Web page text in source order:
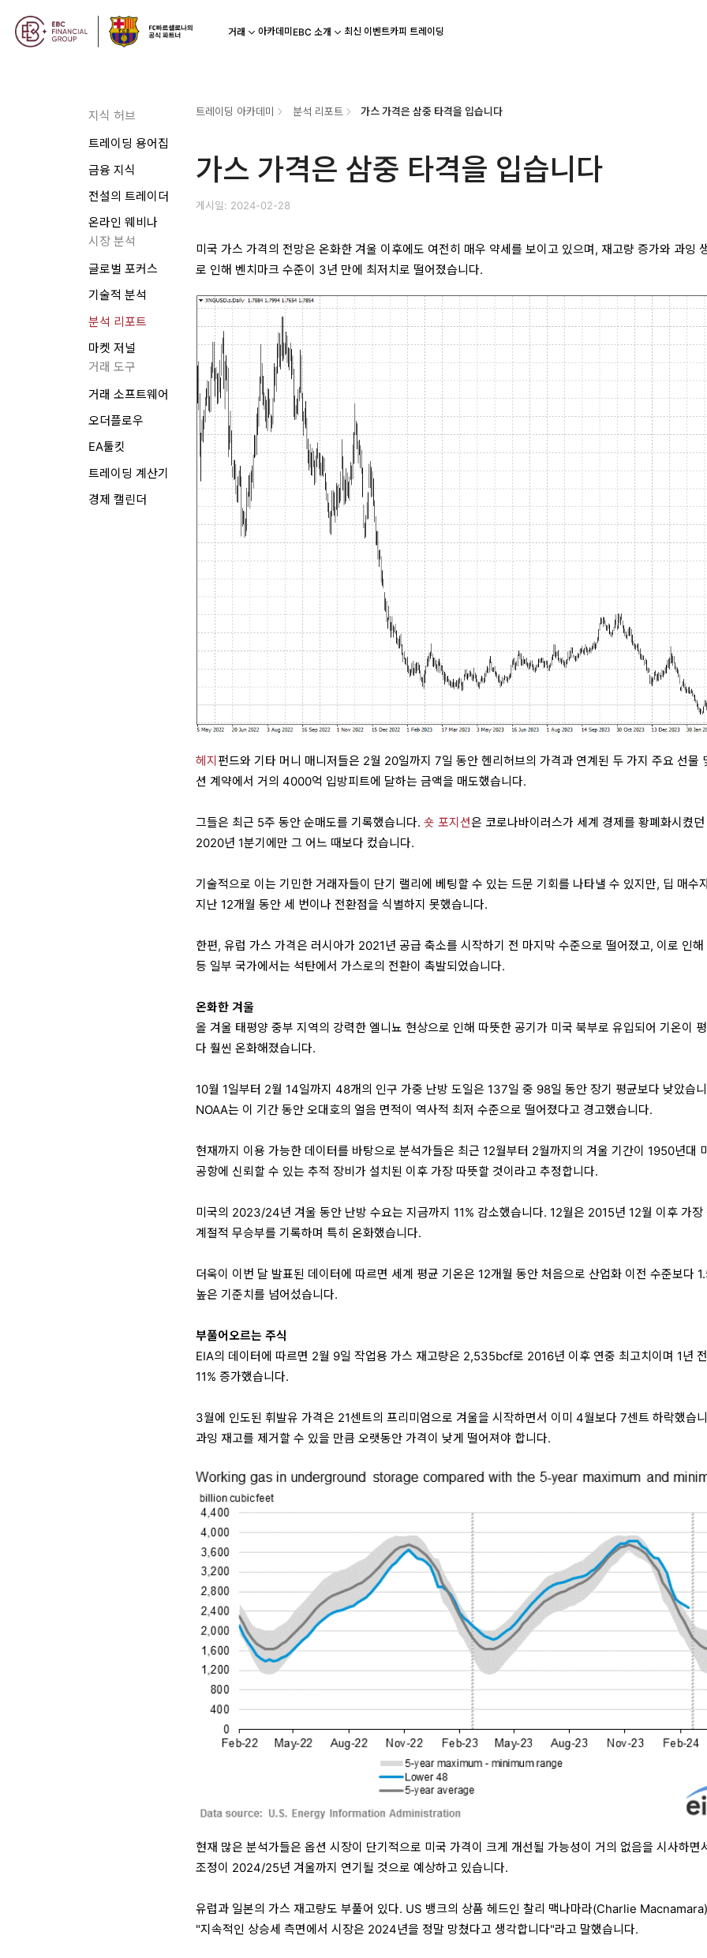
거래 아카데미 EBC 소개 최신 이벤트카피 트레이딩
지식 허브
트레이딩 용어집
금융 지식
전설의 트레이더
온라인 웨비나
시장 분석
글로벌 포커스
기술적 분석
분석 리포트
마켓 저널
거래 도구
거래 소프트웨어
오더플로우
EA툴킷
트레이딩 계산기
경제 캘린더
트레이딩 아카데미 분석 리포트 가스 가격은 삼중 타격을 입습니다
가스 가격은 삼중 타격을 입습니다
게시일: 2024-02-28
미국 가스 가격의 전망은 온화한 겨울 이후에도 여전히 매우 약세를 보이고 있으며, 재고량 증가와 과잉
로 인해 벤치마크 수준이 3년 만에 최저치로 떨어졌습니다.
헤지 펀드와 기타 머니 매니저들은 2월 20일까지 7일 동안 헨리허브의 가격과 연계된 두 가지 주요 선물
션 계약에서 거의 4000억 입방피트에 달하는 금액을 매도했습니다.
그들은 최근 5주 동안 순매도를 기록했습니다.숏 포지션은 코로나바이러스가 세계 경제를 황폐화시켰던
2020년 1분기에만 그 어느 때보다 컸습니다.
기술적으로 이는 기민한 거래자들이 단기 랠리에 베팅할 수 있는 드문 기회를 나타낼 수 있지만, 딥 매수
지난 12개월 동안 세 번이나 전환점을 식별하지 못했습니다.
한편, 유럽 가스 가격은 러시아가 2021년 공급 축소를 시작하기 전 마지막 수준으로 떨어졌고, 이로 인해
등 일부 국가에서는 석탄에서 가스로의 전환이 촉발되었습니다.
온화한 겨울
올 겨울 태평양 중부 지역의 강력한 엘니뇨 현상으로 인해 따뜻한 공기가 미국 북부로 유입되어 기온이
다 훨씬 온화해졌습니다.
10월 1일부터 2월 14일까지 48개의 인구 가중 난방 도일은 137일 중 98일 동안 장기 평균보다 낮았습
NOAA는 이 기간 동안 오대호의 얼음 면적이 역사적 최저 수준으로 떨어졌다고 경고했습니다.
현재까지 이용 가능한 데이터를 바탕으로 분석가들은 최근 12월부터 2월까지의 겨울 기간이 1950년대
공항에 신뢰할 수 있는 추적 장비가 설치된 이후 가장 따뜻할 것이라고 추정합니다.
미국의 2023/24년 겨울 동안 난방 수요는 지금까지 11% 감소했습니다. 12월은 2015년 12월 이후 가장
계절적 무승부를 기록하며 특히 온화했습니다.
더욱이 이번 달 발표된 데이터에 따르면 세계 평균 기온은 12개월 동안 처음으로 산업화 이전 수준보다
높은 기준치를 넘어섰습니다.
부풀어오르는 주식
EIA의 데이터에 따르면 2월 9일 작업용 가스 재고량은 2,535bcf로 2016년 이후 연중 최고치이며 1년
11% 증가했습니다.
3월에 인도된 휘발유 가격은 21센트의 프리미엄으로 겨울을 시작하면서 이미 4월보다 7센트 하락했습
과잉 재고를 제거할 수 있을 만큼 오랫동안 가격이 낮게 떨어져야 합니다.
현재 많은 분석가들은 옵션 시장이 단기적으로 미국 가격이 크게 개선될 가능성이 거의 없음을 시사하면
조정이 2024/25년 겨울까지 연기될 것으로 예상하고 있습니다.
유럽과 일본의 가스 재고량도 부풀어 있다. US 뱅크의 상품 헤드인 찰리 맥나마라(Charlie
"지속적인 상승세 측면에서 시장은 2024년을 정말 망쳤다고 생각합니다"라고 말했습니다.